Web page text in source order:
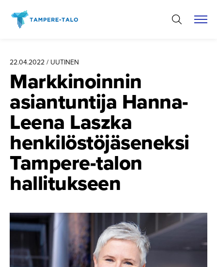
sisältöön
22.04.2022 / UUTINEN
Markkinoinnin
asiantuntija Hanna-
Leena Laszka
henkilös­tö­jä­se­neksi
Tampere-talon
hallitukseen